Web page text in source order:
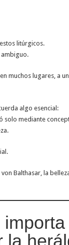
litúrgicos.
muchos lugares, a
algo esencial:
solo mediante
Balthasar, la
la